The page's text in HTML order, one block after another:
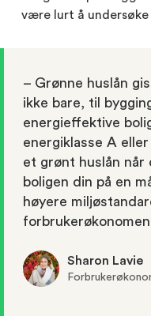
være lurt å undersøke
– Grønne huslån
ikke bare, til
energieffektive
energiklasse A
et grønt huslån når
boligen din på en
høyere
Sharon Lavie